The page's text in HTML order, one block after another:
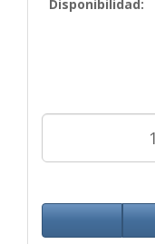
Disponibilidad: